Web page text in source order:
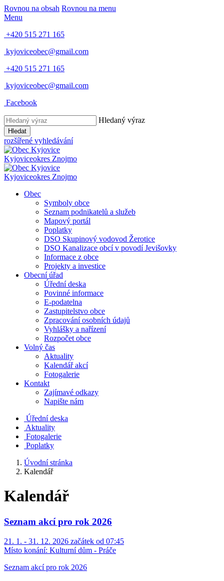
Rovnou na obsah Rovnou na menu
Menu
+420 515 271 165
kyjoviceobec@gmail.com
+420 515 271 165
kyjoviceobec@gmail.com
Facebook
Hledaný výraz
Hledat
rozšířené vyhledávání
Kyjoviceokres Znojmo
Kyjoviceokres Znojmo
Obec
Symboly obce
Seznam podnikatelů a služeb
Mapový portál
Poplatky
DSO Skupinový vodovod Žerotice
DSO Kanalizace obcí v povodí Jevišovky
Informace z obce
Projekty a investice
Obecní úřad
Úřední deska
Povinné informace
E-podatelna
Zastupitelstvo obce
Zpracování osobních údajů
Vyhlášky a nařízení
Rozpočet obce
Volný čas
Aktuality
Kalendář akcí
Fotogalerie
Kontakt
Zajímavé odkazy
Napište nám
Úřední deska
Aktuality
Fotogalerie
Poplatky
Úvodní stránka
Kalendář
Kalendář
Seznam akcí pro rok 2026
21. 1. - 31. 12. 2026 začátek od 07:45
Místo konání: Kulturní dům - Práče
Seznam akcí pro rok 2026